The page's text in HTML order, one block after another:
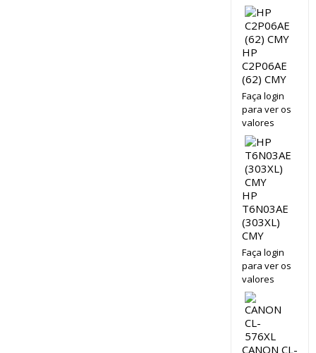
HP
C2P06AE
(62) CMY
Faça login
para ver os
valores
HP
T6N03AE
(303XL)
CMY
Faça login
para ver os
valores
CANON CL-